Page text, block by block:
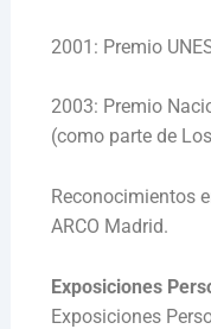
2001: Premio
2003: Premio
(como parte de
Reconocimientos
ARCO Madrid.
Exposiciones
Exposiciones